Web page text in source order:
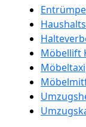
Möbellift
Möbeltaxi